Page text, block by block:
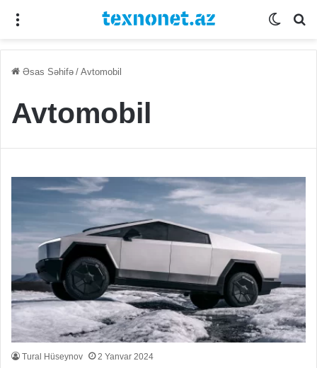
Əsas Səhifə / Avtomobil
Avtomobil
Tural Hüseynov 2 Yanvar 2024